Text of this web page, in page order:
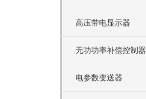
高压带电显示器
无功功率补偿控制器
电参数变送器